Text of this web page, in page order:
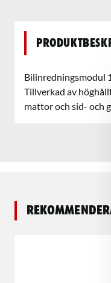
Bilinredningsmodul
Tillverkad av
mattor och sid- och